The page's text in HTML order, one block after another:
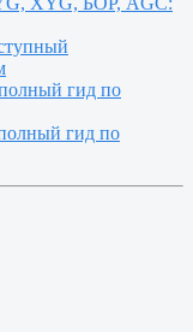
гид по
гид по